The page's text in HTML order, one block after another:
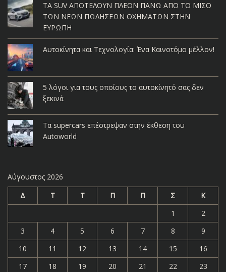
ΤΑ SUV ΑΠΟΤΕΛΟΥΝ ΠΛΕΟΝ ΠΑΝΩ ΑΠΟ ΤΟ ΜΙΣΟ
ΤΩΝ ΝΕΩΝ ΠΩΛΗΣΕΩΝ ΟΧΗΜΑΤΩΝ ΣΤΗΝ
ΕΥΡΩΠΗ
Αυτοκίνητα και Τεχνολογία: Ένα Καινοτόμο μέλλον!
5 λόγοι για τους οποίους το αυτοκίνητό σας δεν
ξεκινά
Τα supercars επέστρεψαν στην έκθεση του
Autoworld
Αύγουστος 2026
Δ
Τ Τ Π Π Σ
Κ
1
2
3
4 5 6 7 8
9
10
11 12 13 14 15
16
17
18 19 20 21 22
23